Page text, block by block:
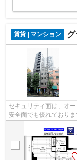
賃貸 | マンション グ
セキュリティ面は、オ
安全面でも優れており